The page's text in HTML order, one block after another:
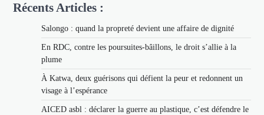
Récents Articles :
Salongo : quand la propreté devient une affaire de dignité
En RDC, contre les poursuites-bâillons, le droit s’allie à la
plume
À Katwa, deux guérisons qui défient la peur et redonnent un
visage à l’espérance
AICED asbl : déclarer la guerre au plastique, c’est défendre le